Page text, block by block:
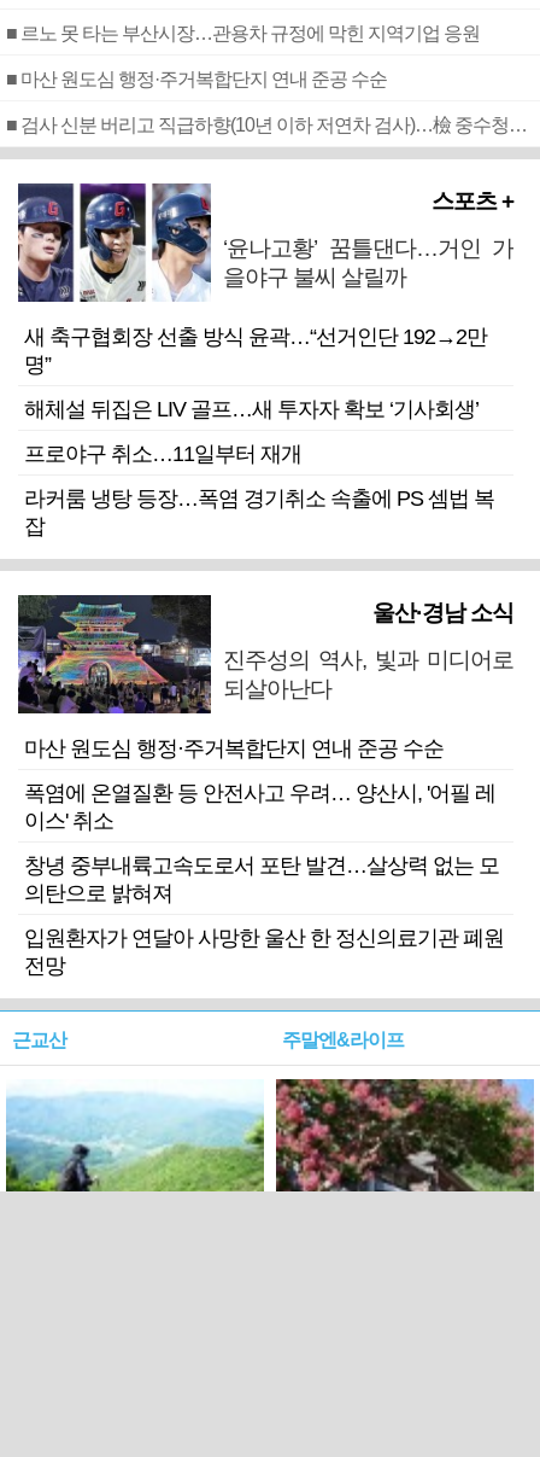
■ 르노 못 타는 부산시장…관용차 규정에 막힌 지역기업 응원
■ 마산 원도심 행정·주거복합단지 연내 준공 수순
■ 검사 신분 버리고 직급하향(10년 이하 저연차 검사)…檢 중수청행 기피
스포츠 +
‘윤나고황’ 꿈틀댄다…거인 가
을야구 불씨 살릴까
새 축구협회장 선출 방식 윤곽…“선거인단 192→2만
명”
해체설 뒤집은 LIV 골프…새 투자자 확보 ‘기사회생’
프로야구 취소…11일부터 재개
라커룸 냉탕 등장…폭염 경기취소 속출에 PS 셈법 복
잡
울산·경남 소식
진주성의 역사, 빛과 미디어로
되살아난다
마산 원도심 행정·주거복합단지 연내 준공 수순
폭염에 온열질환 등 안전사고 우려… 양산시, '어필 레
이스' 취소
창녕 중부내륙고속도로서 포탄 발견…살상력 없는 모
의탄으로 밝혀져
입원환자가 연달아 사망한 울산 한 정신의료기관 폐원
전망
근교산 주말엔&라이프